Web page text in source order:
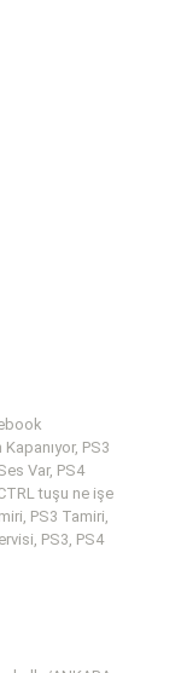
PS3
Var, PS4
tuşu ne işe
PS3 Tamiri,
PS3, PS4